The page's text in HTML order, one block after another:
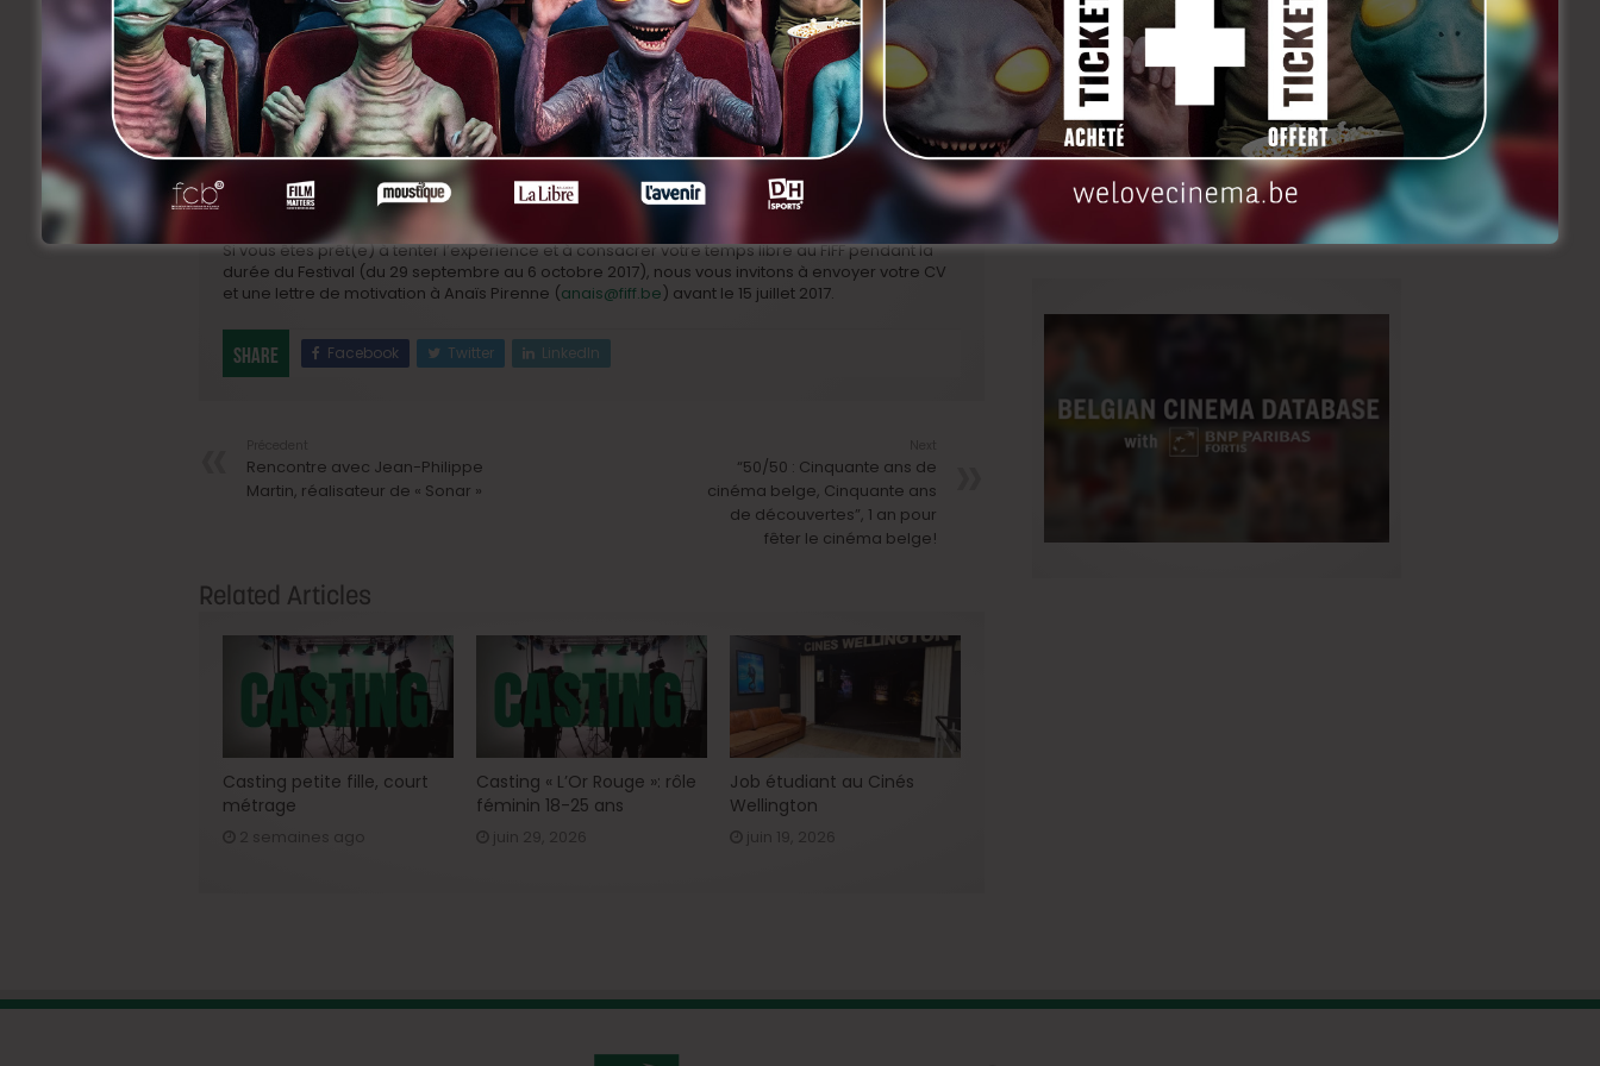
Les présentateurs ont pour mission d’introduire chacune des séances du Festival, d’accueillir
sur scène les invités présents pour chaque film et d’animer les séances de
questions/réponses en salle à la suite des projections.
En résumé, une occasion exceptionnelle de participer pleinement à l’organisation et à la vie de
cet évènement culturel désormais incontournable, de découvrir de nombreux films inédits
(vous recevez en effet une accréditation vous donnant accès à l’ensemble des projections) et
de rencontrer les professionnels présents.
Comment postuler?
Si vous êtes prêt(e) à tenter l’expérience et à consacrer votre temps libre au FIFF pendant la
durée du Festival (du 29 septembre au 6 octobre 2017), nous vous invitons à envoyer votre CV
et une lettre de motivation à Anaïs Pirenne (anais@fiff.be) avant le 15 juillet 2017.
Share Facebook Twitter LinkedIn
Rencontre avec Jean-Philippe
Martin, réalisateur de « Sonar »
“50/50 : Cinquante ans de
cinéma belge, Cinquante ans
de découvertes”, 1 an pour
fêter le cinéma belge!
Related Articles
Casting petite fille, court
métrage
2 semaines ago
Casting « L’Or Rouge »: rôle
féminin 18-25 ans
juin 29, 2026
Job étudiant au Cinés
Wellington
juin 19, 2026